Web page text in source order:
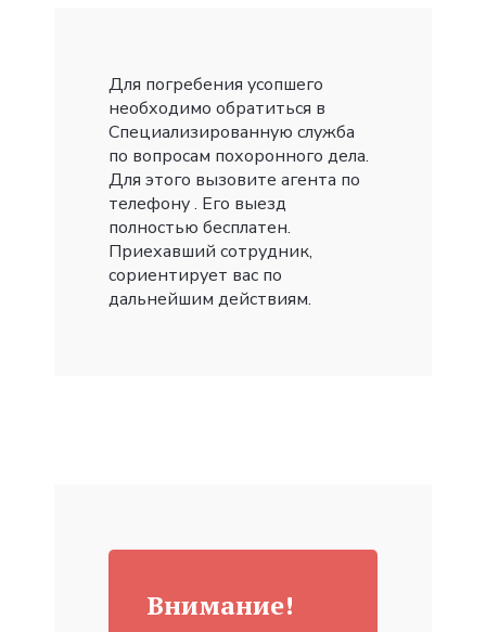
Для погребения усопшего
необходимо обратиться в
Специализированную служба
по вопросам похоронного дела.
Для этого вызовите агента по
телефону . Его выезд
полностью бесплатен.
Приехавший сотрудник,
сориентирует вас по
дальнейшим действиям.
Внимание!